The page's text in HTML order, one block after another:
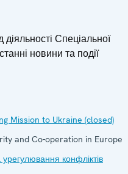
діяльності Спеціальної
новини та події
Mission to Ukraine (closed)
and Co-operation in Europe
конфліктів